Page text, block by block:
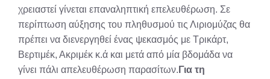
χρειαστεί γίνεται επαναληπτική επελευθέρωση. Σε
περίπτωση αύξησης του πληθυσμού τις Λιριομύζας θα
πρέπει να διενεργηθεί ένας ψεκασμός με Τρικάρτ,
Βερτιμέκ, Ακριμέκ κ.ά και μετά από μία βδομάδα να
γίνει πάλι απελευθέρωση παρασίτων. Για τη